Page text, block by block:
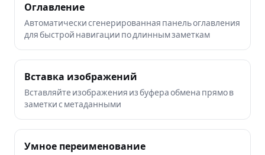
Оглавление
Автоматически сгенерированная панель оглавления
для быстрой навигации по длинным заметкам
Вставка изображений
Вставляйте изображения из буфера обмена прямо в
заметки с метаданными
Умное переименование